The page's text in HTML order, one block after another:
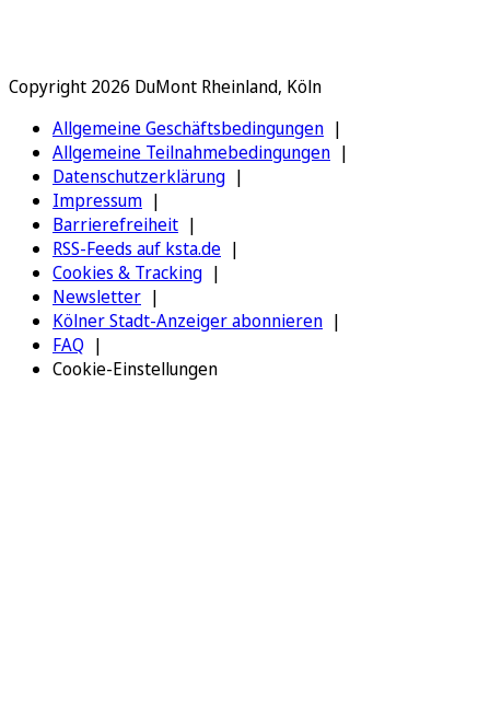
Copyright 2026 DuMont Rheinland, Köln
Allgemeine Geschäftsbedingungen
Allgemeine Teilnahmebedingungen
Datenschutzerklärung
Impressum
Barrierefreiheit
RSS-Feeds auf ksta.de
Cookies & Tracking
Newsletter
Kölner Stadt-Anzeiger abonnieren
FAQ
Cookie-Einstellungen